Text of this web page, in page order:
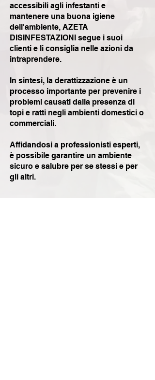
accessibili agli infestanti e
mantenere una buona igiene
dell'ambiente, AZETA
DISINFESTAZIONI segue i suoi
clienti e li consiglia nelle azioni da
intraprendere.
In sintesi, la derattizzazione è un
processo importante per prevenire i
problemi causati dalla presenza di
topi e ratti negli ambienti domestici o
commerciali.
Affidandosi a professionisti esperti,
è possibile garantire un ambiente
sicuro e salubre per se stessi e per
gli altri.